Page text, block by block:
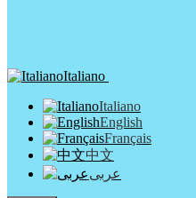
Italiano
Italiano
English
Français
中文
عربى